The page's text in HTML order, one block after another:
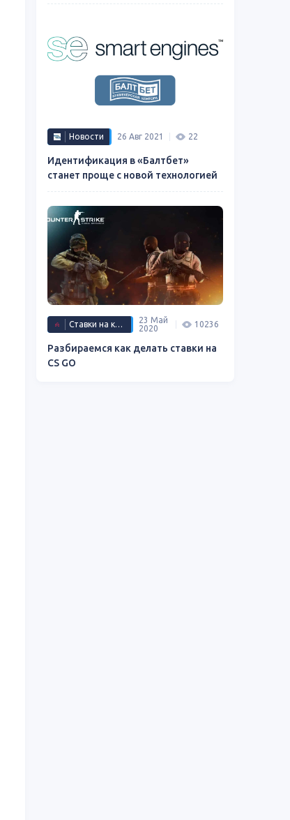
Новости 26 Авг 2021 22
Идентификация в «Балтбет»
станет проще с новой технологией
Ставки на киберспорт
23 Май
2020
10236
Разбираемся как делать ставки на
CS GO